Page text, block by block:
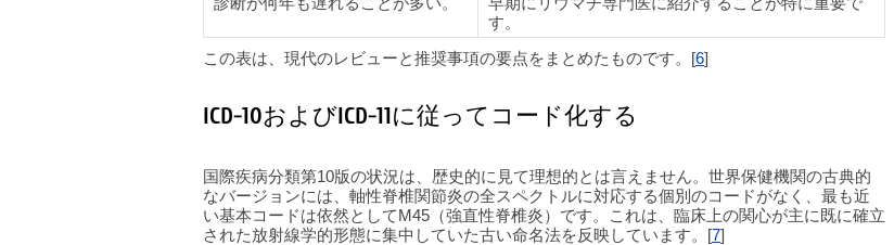
す。
この表は、現代のレビューと推奨事項の要点をまとめたものです。[6]
ICD-10およびICD-11に従ってコード化する
国際疾病分類第10版の状況は、歴史的に見て理想的とは言えません。世界保健機関の古典的
なバージョンには、軸性脊椎関節炎の全スペクトルに対応する個別のコードがなく、最も近
い基本コードは依然としてM45（強直性脊椎炎）です。これは、臨床上の関心が主に既に確立
された放射線学的形態に集中していた古い命名法を反映しています。[7]